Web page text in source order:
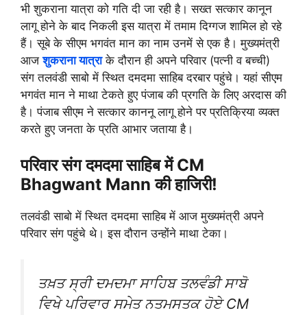
भी शुकराना यात्रा को गति दी जा रही है। सख्त सत्कार कानून
लागू होने के बाद निकली इस यात्रा में तमाम दिग्गज शामिल हो रहे
हैं। सूबे के सीएम भगवंत मान का नाम उनमें से एक है। मुख्यमंत्री
आजशुकराना यात्राके दौरान ही अपने परिवार (पत्नी व बच्ची)
संग तलवंडी साबो में स्थित दमदमा साहिब दरबार पहुंचे। यहां सीएम
भगवंत मान ने माथा टेकते हुए पंजाब की प्रगति के लिए अरदास की
है। पंजाब सीएम ने सत्कार काननू लागू होने पर प्रतिक्रिया व्यक्त
करते हुए जनता के प्रति आभार जताया है।
परिवार संग दमदमा साहिब में CM
Bhagwant Mann की हाजिरी!
तलवंडी साबो में स्थित दमदमा साहिब में आज मुख्यमंत्री अपने
परिवार संग पहुंचे थे। इस दौरान उन्होंने माथा टेका।
ਤਖ਼ਤ ਸ੍ਰੀ ਦਮਦਮਾ ਸਾਹਿਬ ਤਲਵੰਡੀ ਸਾਬੋ
ਵਿਖੇ ਪਰਿਵਾਰ ਸਮੇਤ ਨਤਮਸਤਕ ਹੋਏ CM